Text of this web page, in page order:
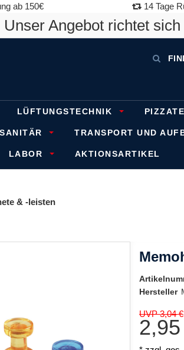
ab 150€ 14 Tage
Unser Angebot richtet
LÜFTUNGSTECHNIK
SANITÄR TRANSPORT UND
LABOR AKTIONSARTIKEL
& -leisten
Hersteller
UVP 3,04 €